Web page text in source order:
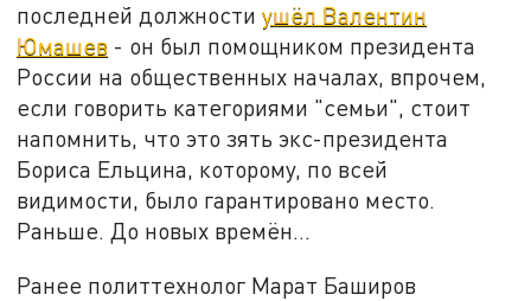
последней должностиушёл Валентин
Юмашев - он был помощником президента
России на общественных началах, впрочем,
если говорить категориями "семьи", стоит
напомнить, что это зять экс-президента
Бориса Ельцина, которому, по всей
видимости, было гарантировано место.
Раньше. До новых времён...
Ранее политтехнолог Марат Баширов